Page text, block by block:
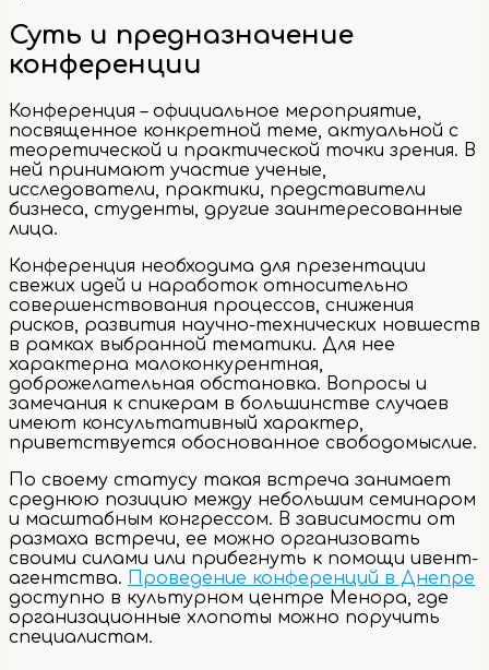
Суть и предназначение
конференции
Конференция – официальное мероприятие,
посвященное конкретной теме, актуальной с
теоретической и практической точки зрения. В
ней принимают участие ученые,
исследователи, практики, представители
бизнеса, студенты, другие заинтересованные
лица.
Конференция необходима для презентации
свежих идей и наработок относительно
совершенствования процессов, снижения
рисков, развития научно-технических новшеств
в рамках выбранной тематики. Для нее
характерна малоконкурентная,
доброжелательная обстановка. Вопросы и
замечания к спикерам в большинстве случаев
имеют консультативный характер,
приветствуется обоснованное свободомыслие.
По своему статусу такая встреча занимает
среднюю позицию между небольшим семинаром
и масштабным конгрессом. В зависимости от
размаха встречи, ее можно организовать
своими силами или прибегнуть к помощи ивент-
агентства. Проведение конференций в Днепре
доступно в культурном центре Менора, где
организационные хлопоты можно поручить
специалистам.